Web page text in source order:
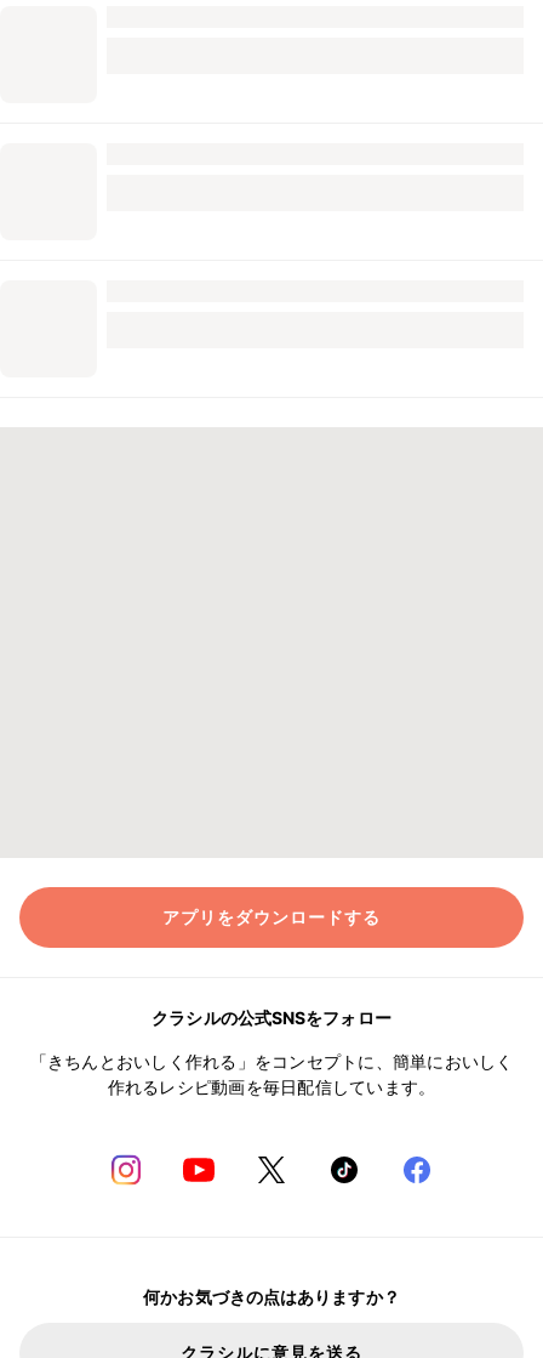
アプリをダウンロードする
クラシルの公式SNSをフォロー
「きちんとおいしく作れる」をコンセプトに、簡単においしく
作れるレシピ動画を毎日配信しています。
何かお気づきの点はありますか？
クラシルに意見を送る